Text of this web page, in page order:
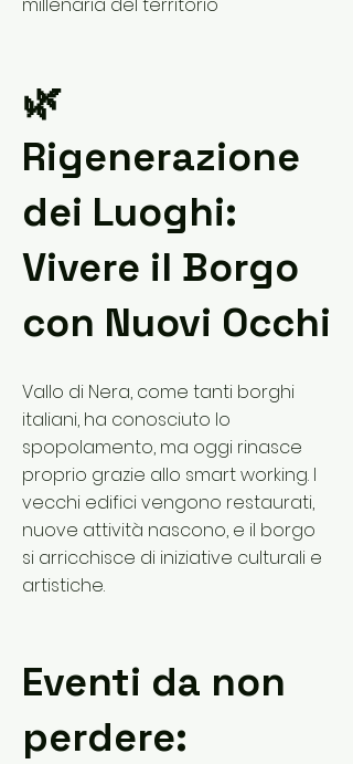
🌿
Rigenerazione
dei Luoghi:
Vivere il Borgo
con Nuovi Occhi
Vallo di Nera, come tanti borghi
italiani, ha conosciuto lo
spopolamento, ma oggi rinasce
proprio grazie allo smart working. I
vecchi edifici vengono restaurati,
nuove attività nascono, e il borgo
si arricchisce di iniziative culturali e
artistiche.
Eventi da non
perdere: